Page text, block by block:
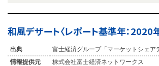
和風デザート〈レポート基準年：2020
出典
富士経済グループ「マーケットシェア
情報提供元
株式会社富士経済ネットワークス